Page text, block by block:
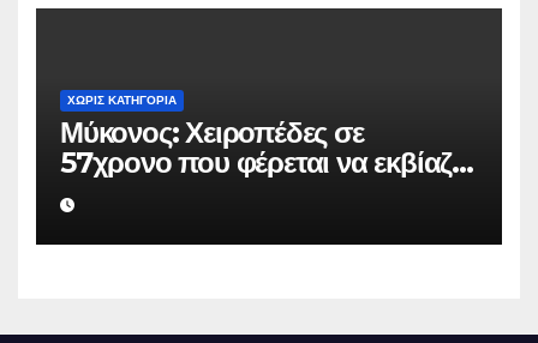
ΧΩΡΊΣ ΚΑΤΗΓΟΡΊΑ
Μύκονος: Χειροπέδες σε
57χρονο που φέρεται να εκβίαζε
επιχείρηση για να «θάψει»
ψευδείς καταγγελίες – Η παγίδα
που του έστησε η ΕΛ.ΑΣ.